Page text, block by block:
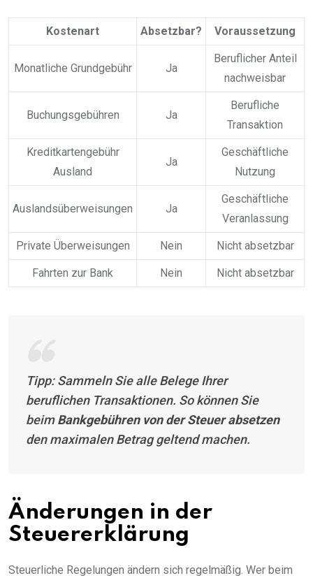
Kostenart Absetzbar? Voraussetzung
Monatliche Grundgebühr Ja
Beruflicher Anteil
nachweisbar
Buchungsgebühren Ja
Berufliche
Transaktion
Kreditkartengebühr
Ausland
Ja
Geschäftliche
Nutzung
Auslandsüberweisungen Ja
Geschäftliche
Veranlassung
Private Überweisungen Nein Nicht absetzbar
Fahrten zur Bank Nein Nicht absetzbar
Tipp: Sammeln Sie alle Belege Ihrer
beruflichen Transaktionen. So können Sie
beimBankgebühren von der Steuer absetzen
den maximalen Betrag geltend machen.
Änderungen in der
Steuererklärung
Steuerliche Regelungen ändern sich regelmäßig. Wer beim